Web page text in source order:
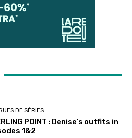
DE SÉRIES
POINT : Denise’s outfits in
1&2